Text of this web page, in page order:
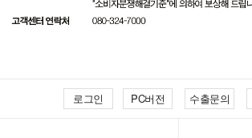
로그인 PC버전 수출문의